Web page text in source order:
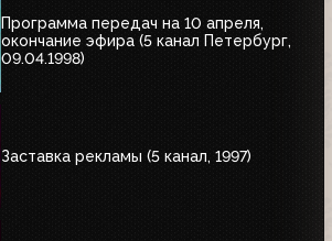
Программа передач на 10 апреля,
окончание эфира (5 канал Петербург,
09.04.1998)
Заставка рекламы (5 канал, 1997)